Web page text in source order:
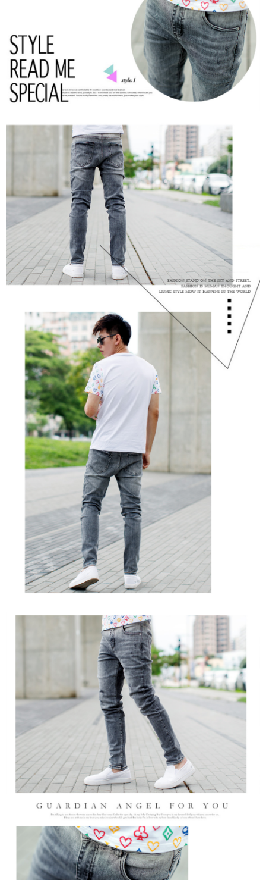
「AFTEE先享後付」，若未經同意申辦者引起之損失，本公司不負相關責
４．使用「AFTEE先享後付」時，將依據個別帳號之用戶狀況，依本公司即
時審查核予不同之上限額度；若仍有額度不足之情形，本公司將視審查結果
請求用戶進行身份認證。
５．嚴禁一人註冊多個帳號或使用他人資訊註冊。若發現惡意使用之情形，
恩沛科技股份有限公司將有權停止該用戶之使用額度並採取法律行動。